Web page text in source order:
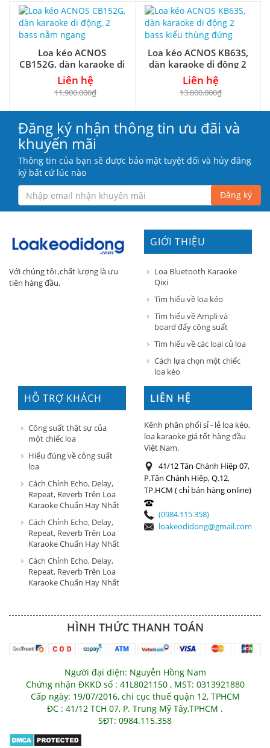
Loa kéo ACNOS
CB152G, dàn karaoke di
động, 2 bass nằm ngang
Liên hệ
11.900.000₫
Loa kéo ACNOS KB63S,
dàn karaoke di động 2
bass kiểu thùng đứng
Liên hệ
13.800.000₫
Đăng ký nhận thông tin ưu đãi và
khuyến mãi
Thông tin của bạn sẽ được bảo mật tuyệt đối và hủy đăng
ký bất cứ lúc nào
Đăng ký
Với chúng tôi ,chất lượng là ưu
tiên hàng đầu.
GIỚI THIỆU
Loa Bluetooth Karaoke
Qixi
Tìm hiểu về loa kéo
Tìm hiểu về Ampli và
board đẩy công suất
Tìm hiểu về các loại củ loa
Cách lựa chọn một chiếc
loa kéo
HỖ TRỢ KHÁCH
HÀNG
Công suất thật sự của
một chiếc loa
Hiểu đúng về công suất
loa
Cách Chỉnh Echo, Delay,
Repeat, Reverb Trên Loa
Karaoke Chuẩn Hay Nhất
Cách Chỉnh Echo, Delay,
Repeat, Reverb Trên Loa
Karaoke Chuẩn Hay Nhất
Cách Chỉnh Echo, Delay,
Repeat, Reverb Trên Loa
Karaoke Chuẩn Hay Nhất
LIÊN HỆ
Kênh phân phối sỉ - lẻ loa kéo,
loa karaoke giá tốt hàng đầu
Việt Nam.
41/12 Tân Chánh Hiệp 07,
P.Tân Chánh Hiệp, Q.12,
TP.HCM ( chỉ bán hàng online)
(0984.115.358)
loakeodidong@gmail.com
HÌNH THỨC THANH TOÁN
Người đại diện: Nguyễn Hồng Nam
Chứng nhận ĐKKD số : 41L8021150 , MST: 0313921880
Cấp ngày: 19/07/2016, chi cục thuế quận 12, TPHCM
ĐC : 41/12 TCH 07, P. Trung Mỹ Tây,TPHCM .
SĐT: 0984.115.358